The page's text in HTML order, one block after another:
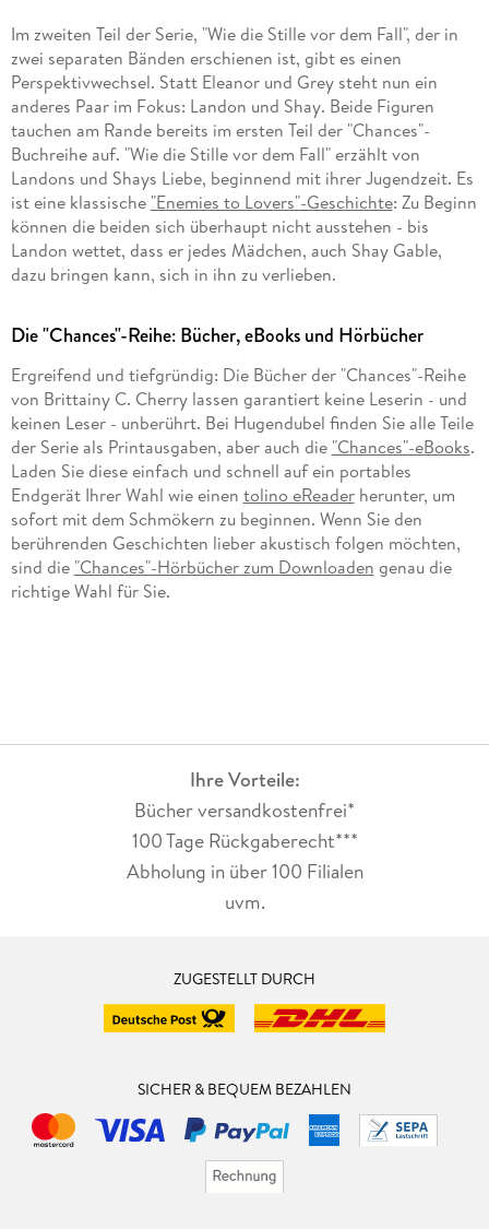
Im zweiten Teil der Serie, "Wie die Stille vor dem Fall", der in
zwei separaten Bänden erschienen ist, gibt es einen
Perspektivwechsel. Statt Eleanor und Grey steht nun ein
anderes Paar im Fokus: Landon und Shay. Beide Figuren
tauchen am Rande bereits im ersten Teil der "Chances"-
Buchreihe auf. "Wie die Stille vor dem Fall" erzählt von
Landons und Shays Liebe, beginnend mit ihrer Jugendzeit. Es
ist eine klassische "Enemies to Lovers"-Geschichte: Zu Beginn
können die beiden sich überhaupt nicht ausstehen - bis
Landon wettet, dass er jedes Mädchen, auch Shay Gable,
dazu bringen kann, sich in ihn zu verlieben.
Die "Chances"-Reihe: Bücher, eBooks und Hörbücher
Ergreifend und tiefgründig: Die Bücher der "Chances"-Reihe
von Brittainy C. Cherry lassen garantiert keine Leserin - und
keinen Leser - unberührt. Bei Hugendubel finden Sie alle Teile
der Serie als Printausgaben, aber auch die "Chances"-eBooks.
Laden Sie diese einfach und schnell auf ein portables
Endgerät Ihrer Wahl wie einen tolino eReaderherunter, um
sofort mit dem Schmökern zu beginnen. Wenn Sie den
berührenden Geschichten lieber akustisch folgen möchten,
sind die "Chances"-Hörbücher zum Downloaden genau die
richtige Wahl für Sie.
Ihre Vorteile:
Bücher versandkostenfrei*
100 Tage Rückgaberecht***
Abholung in über 100 Filialen
uvm.
ZUGESTELLT DURCH
SICHER & BEQUEM BEZAHLEN